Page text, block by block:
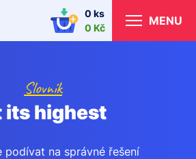
0 ks
0 Kč
MENU
Slovník
its highest
podívat na správné řešení